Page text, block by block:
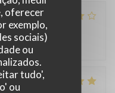
oferecer
exemplo,
sociais)
ou
tudo',
ou
quality_price